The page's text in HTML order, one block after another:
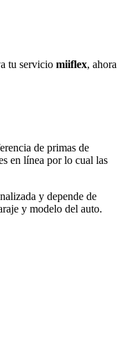
tu servicio miiflex, ahora
de primas de
en línea por lo cual las
y depende de
y modelo del auto.